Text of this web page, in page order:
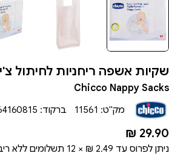
שקיות אשפה ריחניות לחיתול
Chicco Nappy Sacks
מק"ט: 11561 ברקוד:
מחיר
רגיל
29.90 ₪
ניתן לפרוס עד 2.49 ₪ × 12 תשלומים ללא